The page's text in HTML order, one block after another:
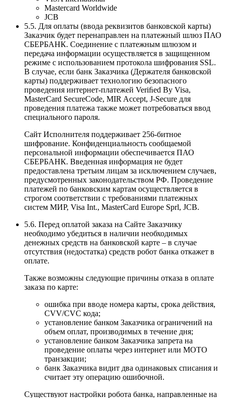
Mastercard Worldwide
JCB
5.5. Для оплаты (ввода реквизитов банковской карты)
Заказчик будет перенаправлен на платежный шлюз ПАО
СБЕРБАНК. Соединение с платежным шлюзом и
передача информации осуществляется в защищенном
режиме с использованием протокола шифрования SSL.
В случае, если банк Заказчика (Держателя банковской
карты) поддерживает технологию безопасного
проведения интернет-платежей Veriﬁed By Visa,
MasterCard SecureCode, MIR Accept, J-Secure для
проведения платежа также может потребоваться ввод
специального пароля.
Сайт Исполнителя поддерживает 256-битное
шифрование. Конфиденциальность сообщаемой
персональной информации обеспечивается ПАО
СБЕРБАНК. Введенная информация не будет
предоставлена третьим лицам за исключением случаев,
предусмотренных законодательством РФ. Проведение
платежей по банковским картам осуществляется в
строгом соответствии с требованиями платежных
систем МИР, Visa Int., MasterCard Europe Sprl, JCB.
5.6. Перед оплатой заказа на Сайте Заказчику
необходимо убедиться в наличии необходимых
денежных средств на банковской карте – в случае
отсутствия (недостатка) средств робот банка откажет в
оплате.
Также возможны следующие причины отказа в оплате
заказа по карте:
ошибка при вводе номера карты, срока действия,
CVV/CVC кода;
установление банком Заказчика ограничений на
объем оплат, производимых в течение дня;
установление банком Заказчика запрета на
проведение оплаты через интернет или MOTO
транзакции;
банк Заказчика видит два одинаковых списания и
считает эту операцию ошибочной.
Существуют настройки робота банка, направленные на